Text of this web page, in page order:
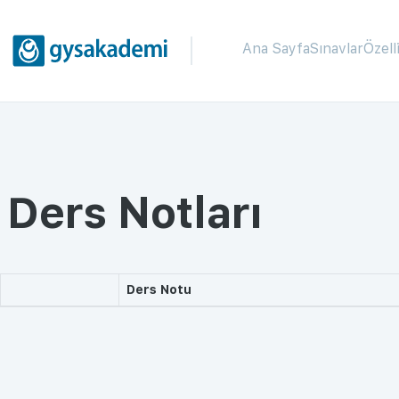
Ana SayfaSınavlar
Ders Notları
Ders Notu